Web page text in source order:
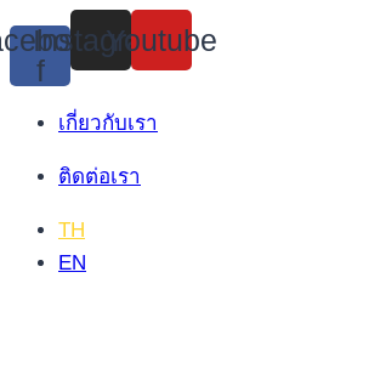
Skip
to
content
f
Instagram
Youtube
เกี่ยวกับเรา
ติดต่อเรา
TH
EN